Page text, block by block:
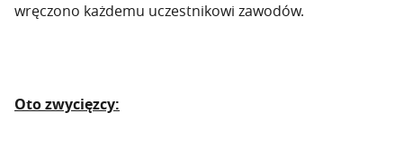
wręczono każdemu uczestnikowi zawodów.
Oto zwycięzcy: